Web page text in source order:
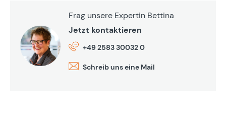
Frag unsere Expertin Bettina
Jetzt kontaktieren
+49 2583 30032 0
Schreib uns eine Mail